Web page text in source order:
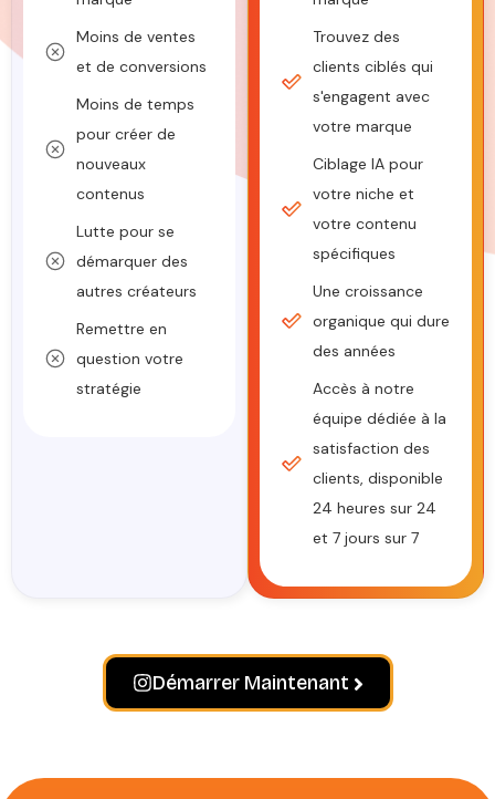
Moins de ventes
et de conversions
Moins de temps
pour créer de
nouveaux
contenus
Lutte pour se
démarquer des
autres créateurs
Remettre en
question votre
stratégie
Trouvez des
clients ciblés qui
s'engagent avec
votre marque
Ciblage IA pour
votre niche et
votre contenu
spécifiques
Une croissance
organique qui dure
des années
Accès à notre
équipe dédiée à la
satisfaction des
clients, disponible
24 heures sur 24
et 7 jours sur 7
Démarrer Maintenant